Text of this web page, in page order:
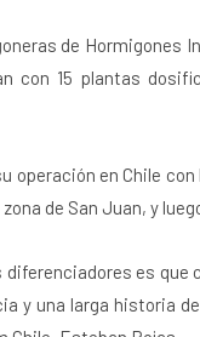
de Hormigones
con 15 plantas
en Chile
de San Juan, y
es que
y una larga historia